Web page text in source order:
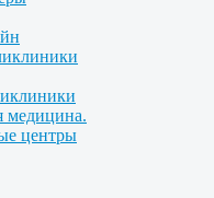
медицина.
центры